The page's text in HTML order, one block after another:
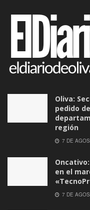
Oliva:
pedido
región
7 DE
en el
7 DE